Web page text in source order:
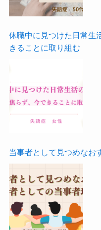
休職中に見つけた日常生活の喜び 復職は
きることに取り組む
当事者として見つめなお